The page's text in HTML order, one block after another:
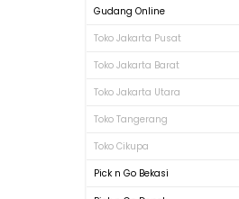
Gudang Online
Toko Jakarta Pusat
Toko Jakarta Barat
Toko Jakarta Utara
Toko Tangerang
Toko Cikupa
Pick n Go Bekasi